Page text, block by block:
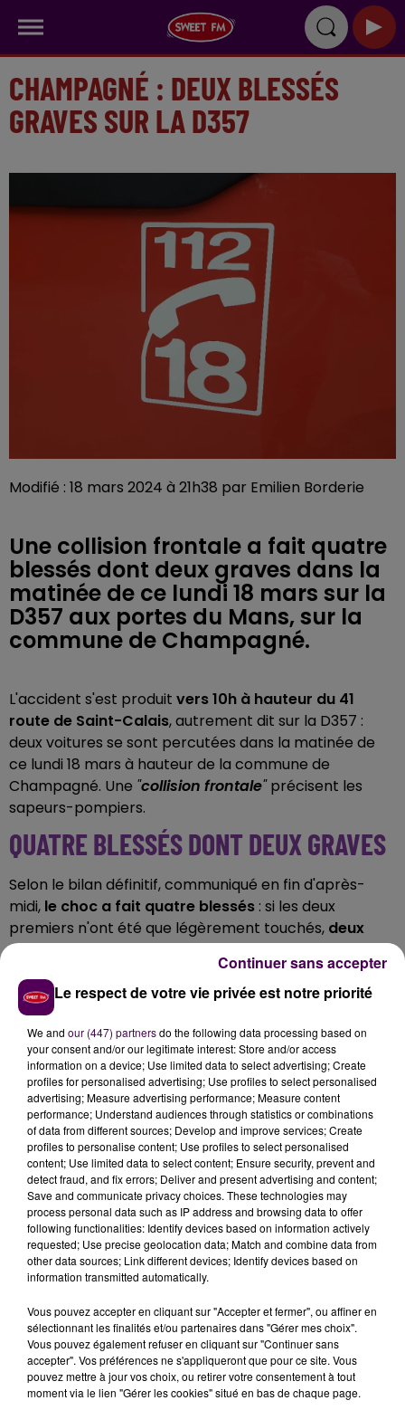
CHAMPAGNÉ : DEUX BLESSÉS
GRAVES SUR LA D357
Modifié : 18 mars 2024 à 21h38 par Emilien Borderie
Une collision frontale a fait quatre
blessés dont deux graves dans la
matinée de ce lundi 18 mars sur la
D357 aux portes du Mans, sur la
commune de Champagné.
L'accident s'est produit vers 10h à hauteur du 41
route de Saint-Calais, autrement dit sur la D357 :
deux voitures se sont percutées dans la matinée de
ce lundi 18 mars à hauteur de la commune de
Champagné. Une "collision frontale"précisent les
sapeurs-pompiers.
QUATRE BLESSÉS DONT DEUX GRAVES
Selon le bilan définitif, communiqué en fin d'après-
midi, le choc a fait quatre blessés : si les deux
premiers n'ont été que légèrement touchés, deux
autres sont en revanche gravement touchés.
Toutes les victimes ont été emmenées jusqu'à l'hôpital
du Mans.
VINGT POMPIERS MOBILISÉS
Les faits, survenus dans des circonstances qui restent
à déterminer, auront mobiliséune vingtaine de
sapeurs-pompiers et sept véhicules, venus des
centres d'incendie et de secours du Mans-Sud et
Degré, de Montfort-le-Gesnois, Changé, Connerré et
Savigné-l'Evêque.
À LA UNE
Le respect de votre vie privée est notre priorité
We and our (447) partnersdo the following data processing based on
your consent and/or our legitimate interest: Store and/or access
information on a device; Use limited data to select advertising; Create
profiles for personalised advertising; Use profiles to select personalised
advertising; Measure advertising performance; Measure content
performance; Understand audiences through statistics or combinations
of data from different sources; Develop and improve services; Create
profiles to personalise content; Use profiles to select personalised
content; Use limited data to select content; Ensure security, prevent and
detect fraud, and fix errors; Deliver and present advertising and content;
Save and communicate privacy choices. These technologies may
process personal data such as IP address and browsing data to offer
following functionalities: Identify devices based on information actively
requested; Use precise geolocation data; Match and combine data from
other data sources; Link different devices; Identify devices based on
information transmitted automatically.
Vous pouvez accepter en cliquant sur "Accepter et fermer", ou affiner en
sélectionnant les finalités et/ou partenaires dans "Gérer mes choix".
Vous pouvez également refuser en cliquant sur "Continuer sans
accepter". Vos préférences ne s'appliqueront que pour ce site. Vous
pouvez mettre à jour vos choix, ou retirer votre consentement à tout
moment via le lien "Gérer les cookies" situé en bas de chaque page.
Continuer sans accepter